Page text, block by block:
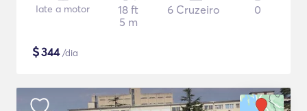
Iate a motor
18 ft
5 m
6 Cruzeiro 0
$344/dia